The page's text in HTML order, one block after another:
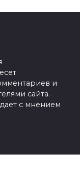
и
сайта.
с мнением